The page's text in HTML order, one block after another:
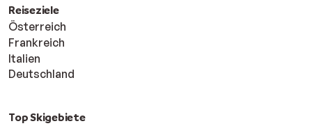
Reiseziele
Österreich
Frankreich
Italien
Deutschland
Top Skigebiete